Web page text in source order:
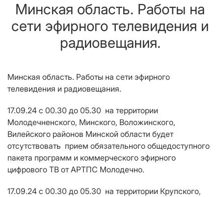
Минская область. Работы на
сети эфирного телевидения и
радиовещания.
Минская область. Работы на сети эфирного
телевидения и радиовещания.
17.09.24 с 00.30 до 05.30 на территории
Молодечненского, Минского, Воложинского,
Вилейского районов Минской области будет
отсутствовать прием обязательного общедоступного
пакета программ и коммерческого эфирного
цифрового ТВ от АРТПС Молодечно.
17.09.24 с 00.30 до 05.30 на территории Крупского,